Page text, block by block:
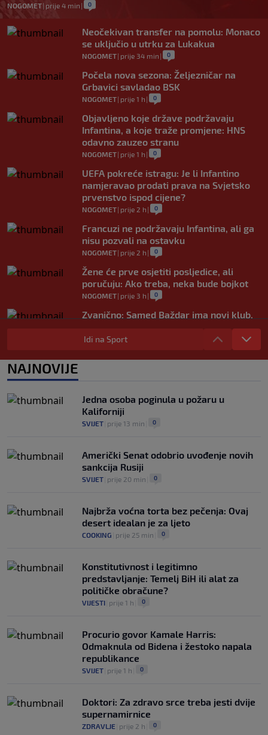
NOGOMET| prije 4 min | 0
Neočekivan transfer na pomolu: Monaco
se uključio u utrku za Lukakua
NOGOMET| prije 34 min | 0
Počela nova sezona: Željezničar na
Grbavici savladao BSK
NOGOMET| prije 1 h | 0
Objavljeno koje države podržavaju
Infantina, a koje traže promjene: HNS
odavno zauzeo stranu
NOGOMET| prije 1 h | 0
UEFA pokreće istragu: Je li Infantino
namjeravao prodati prava na Svjetsko
prvenstvo ispod cijene?
NOGOMET| prije 2 h | 0
Francuzi ne podržavaju Infantina, ali ga
nisu pozvali na ostavku
NOGOMET| prije 2 h | 0
Žene će prve osjetiti posljedice, ali
poručuju: Ako treba, neka bude bojkot
NOGOMET| prije 3 h | 0
Zvanično: Samed Baždar ima novi klub,
zadužio broj sa velikom "težinom"
NOGOMET|prije 5 h
Prije nekoliko godina zaludjela je
Idi na Sport
NAJNOVIJE
Jedna osoba poginula u požaru u
Kaliforniji
SVIJET prije 13 min 0
Američki Senat odobrio uvođenje novih
sankcija Rusiji
SVIJET prije 20 min 0
Najbrža voćna torta bez pečenja: Ovaj
desert idealan je za ljeto
COOKING prije 25 min 0
Konstitutivnost i legitimno
predstavljanje: Temelj BiH ili alat za
političke obračune?
VIJESTI prije 1 h 0
Procurio govor Kamale Harris:
Odmaknula od Bidena i žestoko napala
republikance
SVIJET prije 1 h 0
Doktori: Za zdravo srce treba jesti dvije
supernamirnice
ZDRAVLJE prije 2 h 0